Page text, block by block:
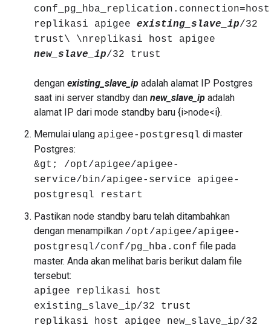
conf_pg_hba_replication.connection=host
replikasi apigee existing_slave_ip/32
trust\ \nreplikasi host apigee
new_slave_ip/32 trust
dengan existing_slave_ip adalah alamat IP Postgres
saat ini server standby dan new_slave_ip adalah
alamat IP dari mode standby baru {i>node<i}.
Memulai ulang apigee-postgresql di master
Postgres:
&gt; /opt/apigee/apigee-
service/bin/apigee-service apigee-
postgresql restart
Pastikan node standby baru telah ditambahkan
dengan menampilkan /opt/apigee/apigee-
postgresql/conf/pg_hba.conf file pada
master. Anda akan melihat baris berikut dalam file
tersebut:
apigee replikasi host
existing_slave_ip/32 trust
replikasi host apigee new_slave_ip/32